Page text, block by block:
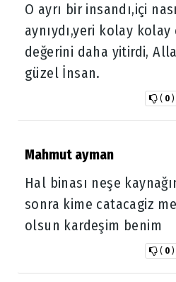
O ayrı bir insandı,içi
aynıydı,yeri kolay
değerini daha yitirdi,
güzel İnsan.
( 0 )
Mahmut ayman
Hal binası neşe
sonra kime catacagiz
olsun kardeşim benim
( 0 )